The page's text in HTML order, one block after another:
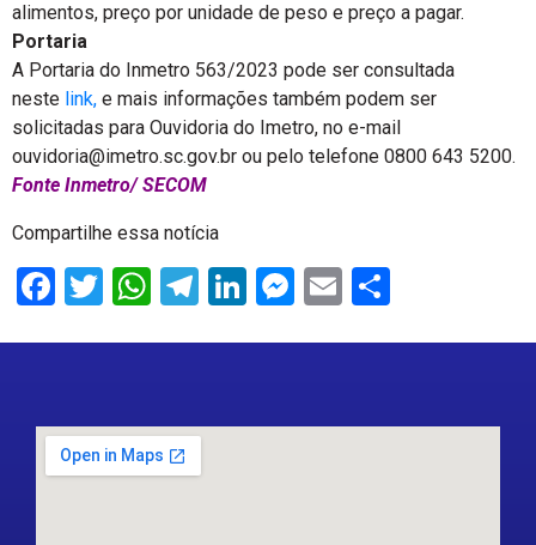
alimentos, preço por unidade de peso e preço a pagar.
Portaria
A Portaria do Inmetro 563/2023 pode ser consultada
neste link, e mais informações também podem ser
solicitadas para Ouvidoria do Imetro, no e-mail
ouvidoria@imetro.sc.gov.br ou pelo telefone 0800 643 5200.
Fonte Inmetro/ SECOM
Compartilhe essa notícia
Facebook
Twitter
WhatsApp
Telegram
LinkedIn
Messenger
Email